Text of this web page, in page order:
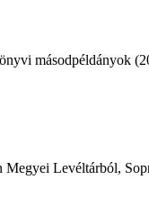
másodpéldányok
Megyei Levéltárból,